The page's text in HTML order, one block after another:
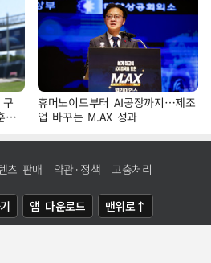
련
휴머노이드부터 AI공장까지…제조
업 바꾸는 M.AX 성과
츠 판매 약관·정책 고충처리
앱 다운로드 맨위로↑